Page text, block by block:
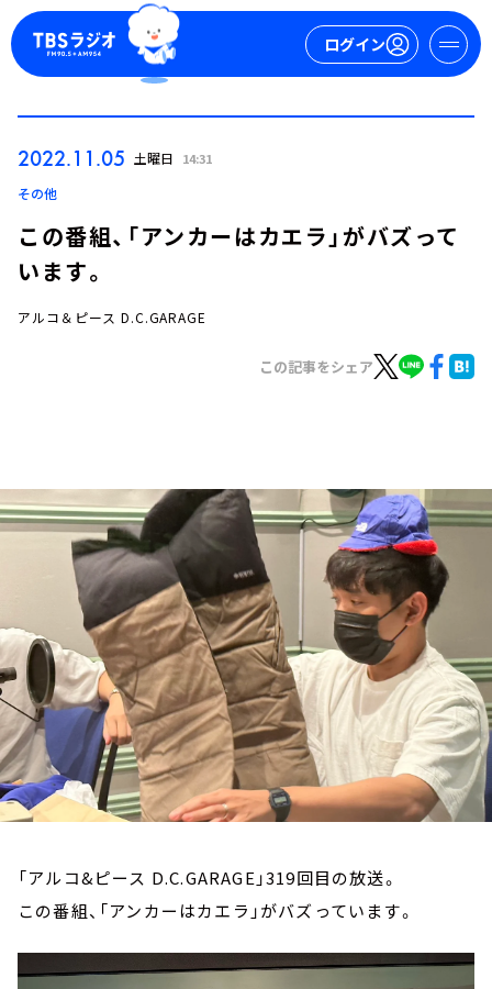
ログイン
お知らせ
イベント・グッズ
YouTube
会社情報
2022.11.05 土曜日 14:31
その他
この番組、「アンカーはカエラ」がバズって
います。
アルコ＆ピース D.C.GARAGE
この記事をシェア
「アルコ&ピース D.C.GARAGE」319回目の放送。
この番組、「アンカーはカエラ」がバズっています。